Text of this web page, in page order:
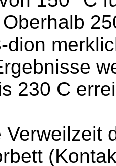
dion
230 C
Verweilzeit